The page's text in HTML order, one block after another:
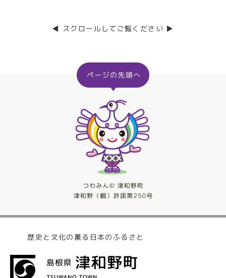
◀ スクロールしてご覧ください ▶
歴史と文化の薫る日本のふるさと